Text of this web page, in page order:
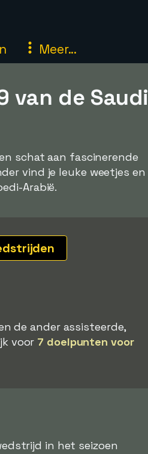
Meer...
van de Saudi
schat aan fascinerende
vind je leuke weetjes en
Arabië.
de ander assisteerde,
voor 7 doelpunten voor
in het seizoen